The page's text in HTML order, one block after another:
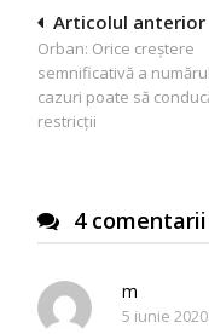
Navigare
în
articole
Articolul anterior
Orban: Orice creștere
semnificativă a
cazuri poate să
restricții
4 comentarii
m
5 iunie 2020